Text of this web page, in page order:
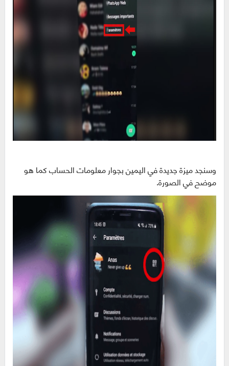
وسنجد ميزة جديدة في اليمين بجوار معلومات الحساب كما هو
موضح في الصورة.